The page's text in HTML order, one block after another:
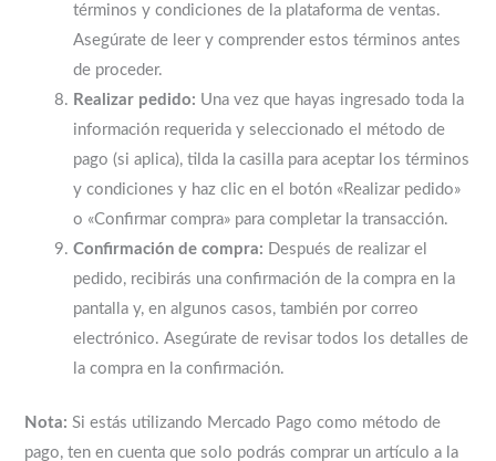
términos y condiciones de la plataforma de ventas.
Asegúrate de leer y comprender estos términos antes
de proceder.
Realizar pedido: Una vez que hayas ingresado toda la
información requerida y seleccionado el método de
pago (si aplica), tilda la casilla para aceptar los términos
y condiciones y haz clic en el botón «Realizar pedido»
o «Confirmar compra» para completar la transacción.
Confirmación de compra: Después de realizar el
pedido, recibirás una confirmación de la compra en la
pantalla y, en algunos casos, también por correo
electrónico. Asegúrate de revisar todos los detalles de
la compra en la confirmación.
Nota: Si estás utilizando Mercado Pago como método de
pago, ten en cuenta que solo podrás comprar un artículo a la